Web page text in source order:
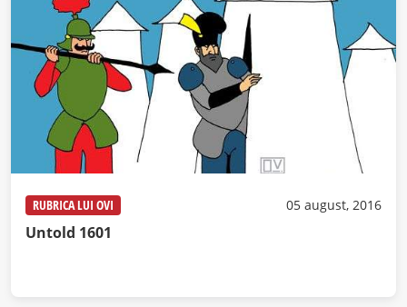
RUBRICA LUI OVI 05 august, 2016
Untold 1601